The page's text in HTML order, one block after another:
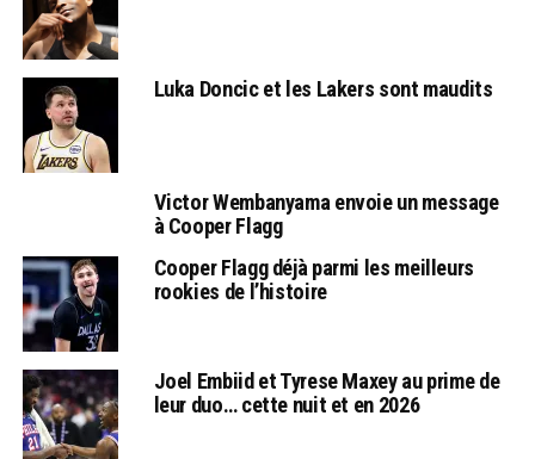
Luka Doncic et les Lakers sont maudits
Victor Wembanyama envoie un message
à Cooper Flagg
Cooper Flagg déjà parmi les meilleurs
rookies de l’histoire
Joel Embiid et Tyrese Maxey au prime de
leur duo… cette nuit et en 2026